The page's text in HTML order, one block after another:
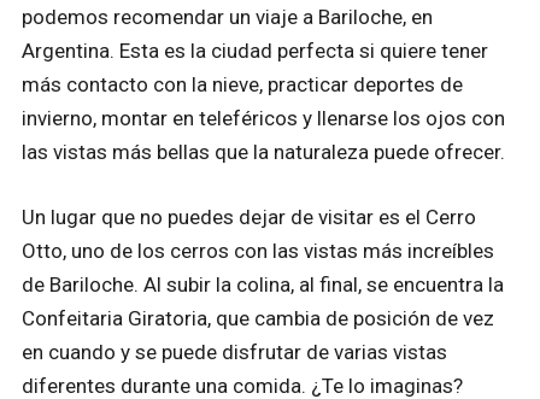
podemos recomendar un viaje a Bariloche, en
Argentina. Esta es la ciudad perfecta si quiere tener
más contacto con la nieve, practicar deportes de
invierno, montar en teleféricos y llenarse los ojos con
las vistas más bellas que la naturaleza puede ofrecer.
Un lugar que no puedes dejar de visitar es el Cerro
Otto, uno de los cerros con las vistas más increíbles
de Bariloche. Al subir la colina, al final, se encuentra la
Confeitaria Giratoria, que cambia de posición de vez
en cuando y se puede disfrutar de varias vistas
diferentes durante una comida. ¿Te lo imaginas?